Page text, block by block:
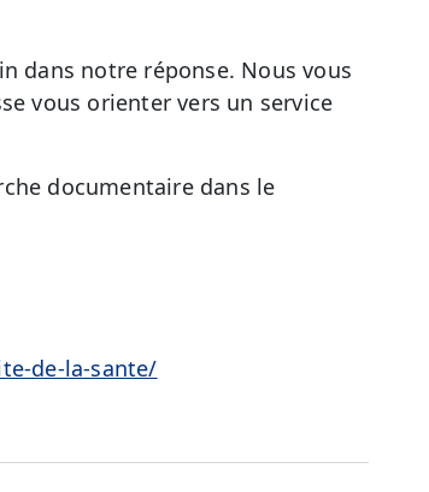
dans notre réponse. Nous vous
vous orienter vers un service
documentaire dans le
de-la-sante/